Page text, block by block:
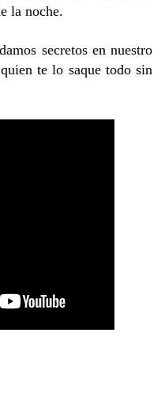
la noche.
secretos en nuestro
te lo saque todo sin